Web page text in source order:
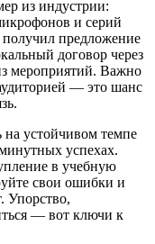
из индустрии:
и серий
предложение
договор через
мероприятий. Важно
— это шанс
на устойчивом темпе
успехах.
в учебную
свои ошибки и
Упорство,
— вот ключи к